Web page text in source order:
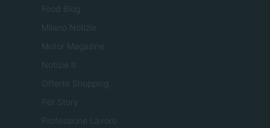
Food Blog
Milano Notizie
Motor Magazine
Notizie.it
Offerte Shopping
Pet Story
Professione Lavoro